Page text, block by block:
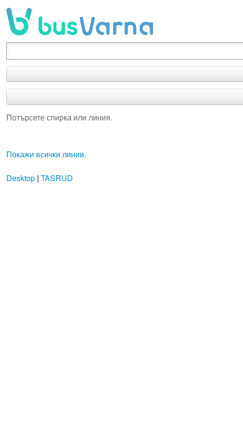
Потърсете спирка или линия.
Покажи всички линии.
Desktop| TASRUD